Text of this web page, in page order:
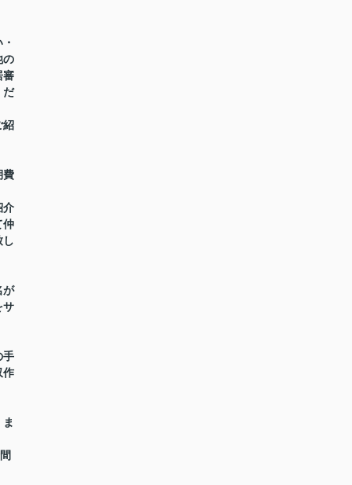
の
審
だ
紹
費
介
仲
し
が
サ
手
作